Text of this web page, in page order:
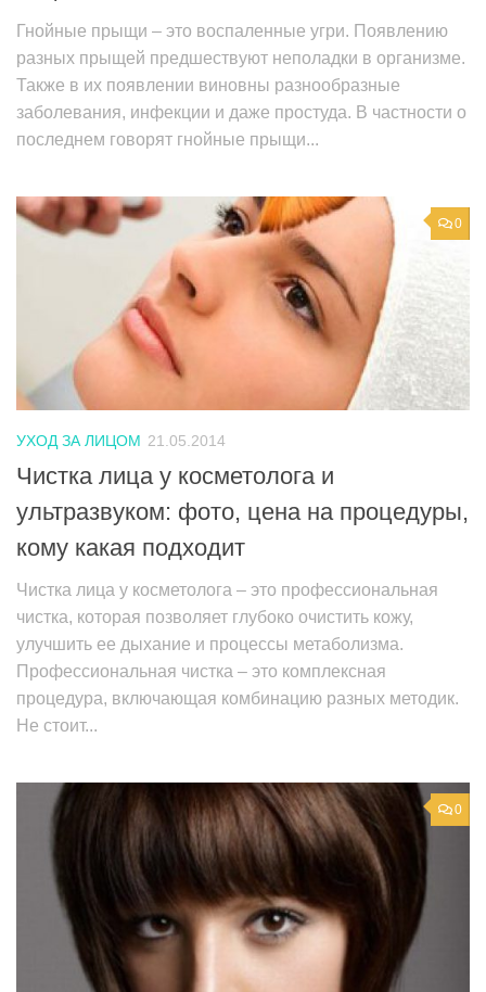
Гнойные прыщи – это воспаленные угри. Появлению
разных прыщей предшествуют неполадки в организме.
Также в их появлении виновны разнообразные
заболевания, инфекции и даже простуда. В частности о
последнем говорят гнойные прыщи...
0
УХОД ЗА ЛИЦОМ 21.05.2014
Чистка лица у косметолога и
ультразвуком: фото, цена на процедуры,
кому какая подходит
Чистка лица у косметолога – это профессиональная
чистка, которая позволяет глубоко очистить кожу,
улучшить ее дыхание и процессы метаболизма.
Профессиональная чистка – это комплексная
процедура, включающая комбинацию разных методик.
Не стоит...
0